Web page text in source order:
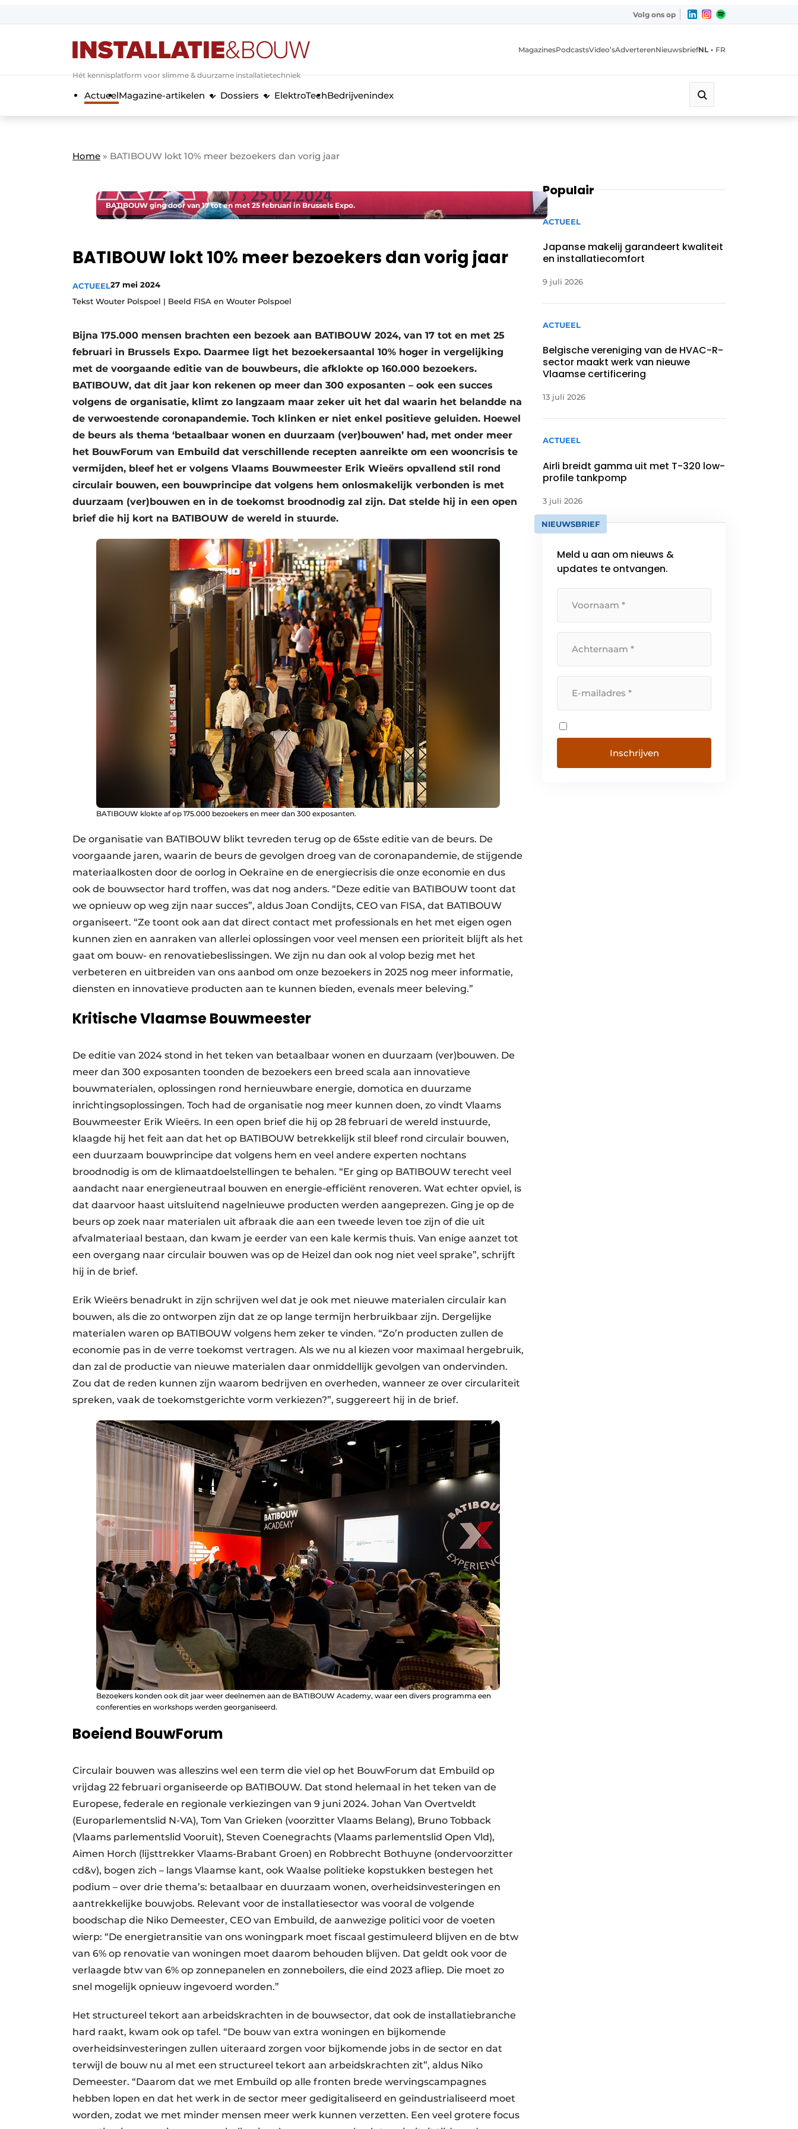
Algemene voorwaarden
Banner overzicht
BedrijvenAanmeldenBedankt voor de aanmelding
Bedrijven
Evenement aanmelden
Meest gelezen
Nieuwsbrief
Privacy / Cookie statement
Vacature aanmelden
Vacatures
Volg ons op
Hét kennisplatform voor slimme & duurzame installatietechniek
MagazinesPodcastsVideo’sAdverterenNieuwsbriefNL • FR
ActueelMagazine-artikelen Dossiers ElektroTechBedrijvenindex
Home » BATIBOUW lokt 10% meer bezoekers dan vorig jaar
BATIBOUW ging door van 17 tot en met 25 februari in Brussels Expo.
BATIBOUW lokt 10% meer bezoekers dan vorig jaar
ACTUEEL27 mei 2024
Tekst Wouter Polspoel | Beeld FISA en Wouter Polspoel
Bijna 175.000 mensen brachten een bezoek aan BATIBOUW 2024, van 17 tot en met 25
februari in Brussels Expo. Daarmee ligt het bezoekersaantal 10% hoger in vergelijking
met de voorgaande editie van de bouwbeurs, die afklokte op 160.000 bezoekers.
BATIBOUW, dat dit jaar kon rekenen op meer dan 300 exposanten – ook een succes
volgens de organisatie, klimt zo langzaam maar zeker uit het dal waarin het belandde na
de verwoestende coronapandemie. Toch klinken er niet enkel positieve geluiden. Hoewel
de beurs als thema ‘betaalbaar wonen en duurzaam (ver)bouwen’ had, met onder meer
het BouwForum van Embuild dat verschillende recepten aanreikte om een wooncrisis te
vermijden, bleef het er volgens Vlaams Bouwmeester Erik Wieërs opvallend stil rond
circulair bouwen, een bouwprincipe dat volgens hem onlosmakelijk verbonden is met
duurzaam (ver)bouwen en in de toekomst broodnodig zal zijn. Dat stelde hij in een open
brief die hij kort na BATIBOUW de wereld in stuurde.
BATIBOUW klokte af op 175.000 bezoekers en meer dan 300 exposanten.
De organisatie van BATIBOUW blikt tevreden terug op de 65ste editie van de beurs. De
voorgaande jaren, waarin de beurs de gevolgen droeg van de corona­pandemie, de stijgende
materiaal­kosten door de oorlog in Oekraïne en de energiecrisis die onze economie en dus
ook de bouwsector hard troffen, was dat nog anders. “Deze editie van BATIBOUW toont dat
we opnieuw op weg zijn naar succes”, aldus Joan Condijts, CEO van FISA, dat BATIBOUW
organiseert. “Ze toont ook aan dat direct contact met professionals en het met eigen ogen
kunnen zien en aanraken van allerlei oplossingen voor veel mensen een prioriteit blijft als het
gaat om bouw- en renovatie­beslissingen. We zijn nu dan ook al volop bezig met het
verbeteren en uit­breiden van ons aanbod om onze bezoekers in 2025 nog meer informatie,
diensten en innovatieve producten aan te kunnen bieden, evenals meer beleving.”
Kritische Vlaamse Bouwmeester
De editie van 2024 stond in het teken van betaalbaar wonen en duurzaam (ver)bouwen. De
meer dan 300 exposanten toonden de bezoekers een breed scala aan innovatieve
bouwmaterialen, oplossingen rond hernieuwbare energie, domotica en duurzame
inrichtingsoplossingen. Toch had de organisatie nog meer kunnen doen, zo vindt Vlaams
Bouwmeester Erik Wieërs. In een open brief die hij op 28 februari de wereld instuurde,
klaagde hij het feit aan dat het op BATIBOUW betrekkelijk stil bleef rond circulair bouwen,
een duurzaam bouwprincipe dat volgens hem en veel andere experten nochtans
broodnodig is om de klimaatdoelstellingen te behalen. “Er ging op BATIBOUW terecht veel
aandacht naar energieneutraal bouwen en energie-efficiënt renoveren. Wat echter opviel, is
dat daarvoor haast uitsluitend nagelnieuwe producten werden aangeprezen. Ging je op de
beurs op zoek naar materialen uit afbraak die aan een tweede leven toe zijn of die uit
afvalmateriaal bestaan, dan kwam je eerder van een kale kermis thuis. Van enige aanzet tot
een overgang naar circulair bouwen was op de Heizel dan ook nog niet veel sprake”, schrijft
hij in de brief.
Erik Wieërs benadrukt in zijn schrijven wel dat je ook met nieuwe materialen circulair kan
bouwen, als die zo ontworpen zijn dat ze op lange termijn herbruikbaar zijn. Dergelijke
materialen waren op BATIBOUW volgens hem zeker te vinden. “Zo’n producten zullen de
economie pas in de verre toekomst vertragen. Als we nu al kiezen voor maximaal hergebruik,
dan zal de productie van nieuwe materialen daar onmiddellijk gevolgen van ondervinden.
Zou dat de reden kunnen zijn waarom bedrijven en overheden, wanneer ze over circulariteit
spreken, vaak de toekomstgerichte vorm verkiezen?”, suggereert hij in de brief.
Bezoekers konden ook dit jaar weer deelnemen aan de BATIBOUW Academy, waar een divers programma een
conferenties en workshops werden georganiseerd.
Boeiend BouwForum
Circulair bouwen was alleszins wel een term die viel op het BouwForum dat Embuild op
vrijdag 22 februari organiseerde op BATIBOUW. Dat stond helemaal in het teken van de
Europese, federale en regionale verkiezingen van 9 juni 2024. Johan Van Overtveldt
(Europarlementslid N-VA), Tom Van Grieken (voorzitter Vlaams Belang), Bruno Tobback
(Vlaams parlementslid Vooruit), Steven Coenegrachts (Vlaams parlementslid Open Vld),
Aimen Horch (lijsttrekker Vlaams-Brabant Groen) en Robbrecht Bothuyne (ondervoorzitter
cd&v), bogen zich – langs Vlaamse kant, ook Waalse politieke kopstukken bestegen het
podium – over drie thema’s: betaalbaar en duurzaam wonen, overheidsinvesteringen en
aantrekkelijke bouwjobs. Relevant voor de installatiesector was vooral de volgende
boodschap die Niko Demeester, CEO van Embuild, de aanwezige politici voor de voeten
wierp: “De energietransitie van ons woningpark moet fiscaal gestimuleerd blijven en de btw
van 6% op renovatie van woningen moet daarom behouden blijven. Dat geldt ook voor de
verlaagde btw van 6% op zonnepanelen en zonneboilers, die eind 2023 afliep. Die moet zo
snel mogelijk opnieuw ingevoerd worden.”
Het structureel tekort aan arbeidskrachten in de bouwsector, dat ook de installatiebranche
hard raakt, kwam ook op tafel. “De bouw van extra woningen en bijkomende
overheidsinvesteringen zullen uiteraard zorgen voor bijkomende jobs in de sector en dat
terwijl de bouw nu al met een structureel tekort aan arbeidskrachten zit”, aldus Niko
Demeester. “Daarom dat we met Embuild op alle fronten brede wervings­campagnes
hebben lopen en dat het werk in de sector meer gedigitaliseerd en geïndustrialiseerd moet
worden, zodat we met minder mensen meer werk kunnen verzetten. Een veel grotere focus
Populair
ACTUEEL
Japanse makelij garandeert kwaliteit
en installatiecomfort
9 juli 2026
ACTUEEL
Belgische vereniging van de HVAC-R-
sector maakt werk van nieuwe
Vlaamse certificering
13 juli 2026
ACTUEEL
Airli breidt gamma uit met T-320 low-
profile tankpomp
3 juli 2026
NIEUWSBRIEF
Meld u aan om nieuws &
updates te ontvangen.